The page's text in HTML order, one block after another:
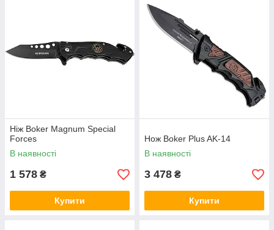
Ніж Boker Magnum Special
Forces
В наявності
1 578 ₴
Купити
Нож Boker Plus AK-14
В наявності
3 478 ₴
Купити